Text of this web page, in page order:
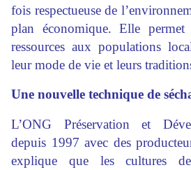
fois respectueuse de
plan économique. Elle
ressources aux populations
leur mode de vie et leurs
Une nouvelle technique de
L’ONG Préservation et
depuis 1997 avec des
explique que les cultures de